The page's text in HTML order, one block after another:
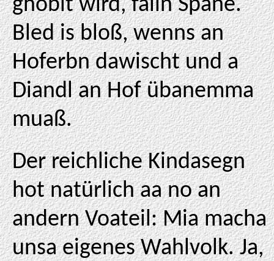
ghoblt wird, falln Späne.
Bled is bloß, wenns an
Hoferbn dawischt und a
Diandl an Hof übanemma
muaß.
Der reichliche Kindasegn
hot natürlich aa no an
andern Voateil: Mia macha
unsa eigenes Wahlvolk. Ja,